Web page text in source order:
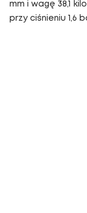
mm i wagę 38,1
przy ciśnieniu 1,6